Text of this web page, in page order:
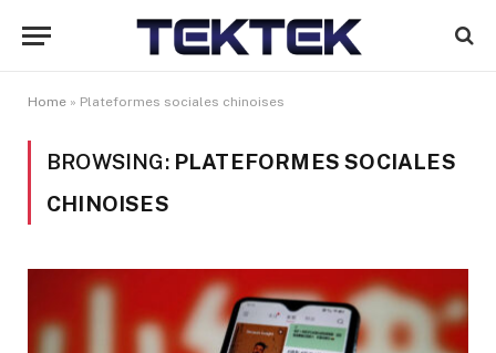
Home » Plateformes sociales chinoises
BROWSING: PLATEFORMES SOCIALES
CHINOISES